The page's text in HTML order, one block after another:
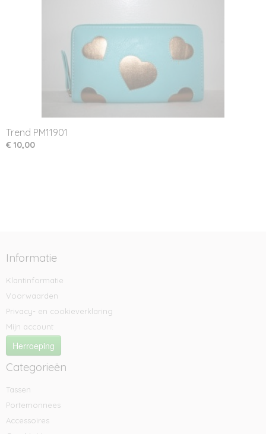
Trend PM11901
€ 10,00
Informatie
Klantinformatie
Voorwaarden
Privacy- en cookieverklaring
Mijn account
Herroeping
Categorieën
Tassen
Portemonnees
Accessoires